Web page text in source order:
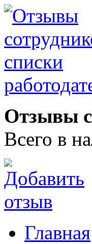
Отзывы
Всего в
Главная